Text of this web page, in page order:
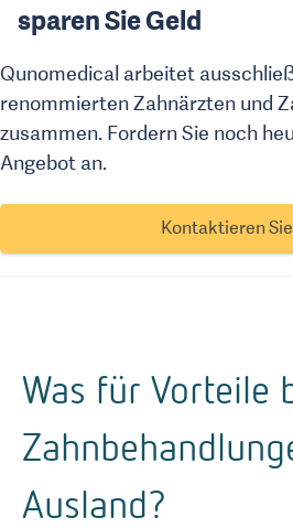
sparen Sie Geld
Qunomedical arbeitet
renommierten Zahnärzten und
zusammen. Fordern Sie noch
Angebot an.
Kontaktieren
Was für Vorteile
Ausland?